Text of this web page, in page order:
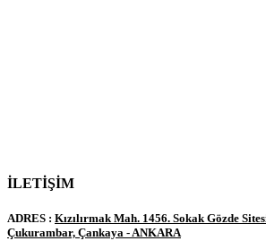
İLETİŞİM
ADRES : Kızılırmak Mah. 1456. Sokak Gözde
Çukurambar, Çankaya - ANKARA